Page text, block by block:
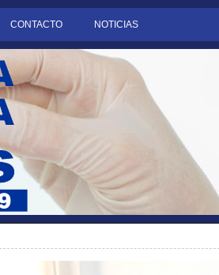
CONTACTO NOTICIAS